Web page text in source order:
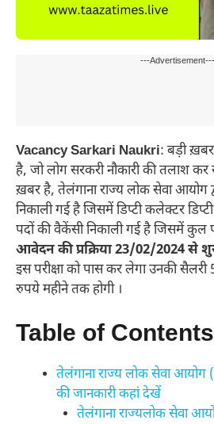
---Advertisement---
Vacancy Sarkari Naukri: बड़ी
है, जो लोग सरकरी नौकारी की तलाश
ख़बर है, तेलंगाना राज्य लोक सेवा आयोग
निकाली गई है जिसमें डिप्टी कलेक्टर
पदों की वैकेंसी निकाली गई है जिसमें कुल
आवेदन की प्रक्रिया 23/02/2024 से
इस परीक्षा को पास कर लेगा उनकी
रुपये महीने तक होगी ।
Table of Contents
तेलंगाना राज्य लोक सेवा आयोग
की जानकारी कहां देखें
तेलंगाना राज्यलोक सेवा